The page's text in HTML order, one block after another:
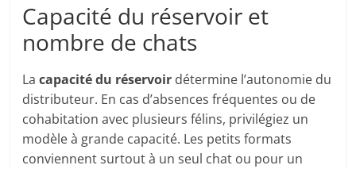
Capacité du réservoir et
nombre de chats
Lacapacité du réservoir détermine l’autonomie du
distributeur. En cas d’absences fréquentes ou de
cohabitation avec plusieurs félins, privilégiez un
modèle à grande capacité. Les petits formats
conviennent surtout à un seul chat ou pour un